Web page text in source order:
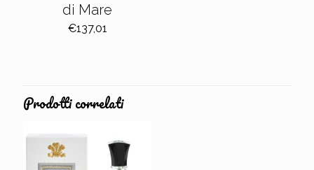
di Mare
€137,01
Prodotti correlati